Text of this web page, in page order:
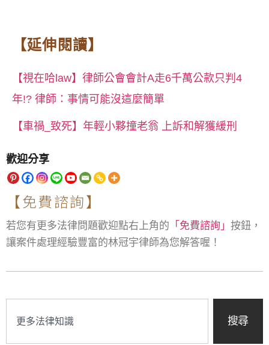
【延伸閱讀】
【視在哈law】律師公會會計A走6千萬公款只判4
年!? 律師：事情可能沒這麼簡單
【車禍_致死】年輕小夥撞老翁 上訴和解獲緩刑
歡迎分享
【免費諮詢】
若您有更多法律問題歡迎點右上角的 「免費諮詢」 按鈕，
讓案件處理經驗豐富的林冠宇律師為您解答喔！
搜尋